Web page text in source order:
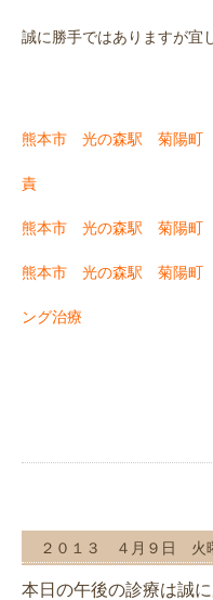
誠に勝手ではありますが宜
熊本市 光の森駅 菊陽町
責
熊本市 光の森駅 菊陽町
熊本市 光の森駅 菊陽
ング治療
２０１３ ４月９日 火
本日の午後の診療は誠